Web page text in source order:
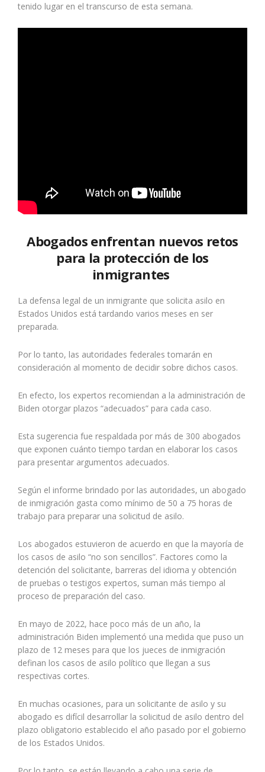
tenido lugar en el transcurso de esta semana.
Abogados enfrentan nuevos retos
para la protección de los
inmigrantes
La defensa legal de un inmigrante que solicita asilo en
Estados Unidos está tardando varios meses en ser
preparada.
Por lo tanto, las autoridades federales tomarán en
consideración al momento de decidir sobre dichos casos.
En efecto, los expertos recomiendan a la administración de
Biden otorgar plazos “adecuados” para cada caso.
Esta sugerencia fue respaldada por más de 300 abogados
que exponen cuánto tiempo tardan en elaborar los casos
para presentar argumentos adecuados.
Según el informe brindado por las autoridades, un abogado
de inmigración gasta como mínimo de 50 a 75 horas de
trabajo para preparar una solicitud de asilo.
Los abogados estuvieron de acuerdo en que la mayoría de
los casos de asilo “no son sencillos”. Factores como la
detención del solicitante, barreras del idioma y obtención
de pruebas o testigos expertos, suman más tiempo al
proceso de preparación del caso.
En mayo de 2022, hace poco más de un año, la
administración Biden implementó una medida que puso un
plazo de 12 meses para que los jueces de inmigración
definan los casos de asilo político que llegan a sus
respectivas cortes.
En muchas ocasiones, para un solicitante de asilo y su
abogado es difícil desarrollar la solicitud de asilo dentro del
plazo obligatorio establecido el año pasado por el gobierno
de los Estados Unidos.